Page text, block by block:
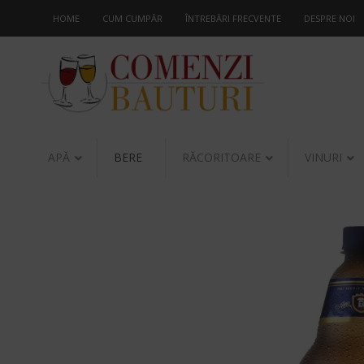
HOME CUM CUMPĂR ÎNTREBĂRI FRECVENTE DESPRE NOI
APĂ BERE RĂCORITOARE VINURI